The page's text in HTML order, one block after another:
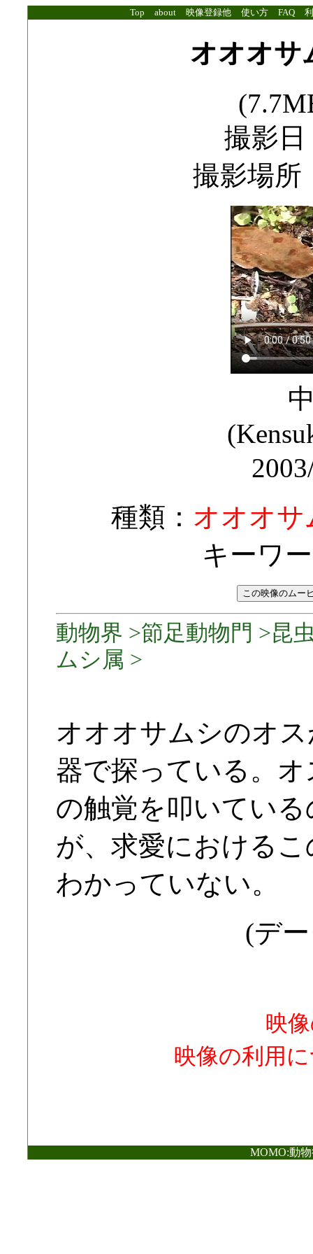
Top about 映像登録他 使い方 FAQ
オオオサ
撮影日
撮影場所
種類： オオオサ
キーワ
動物界 >節足動物門 >昆
ムシ属 >
オオオサムシのオ
器で探っている。
の触覚を叩いてい
が、求愛における
わかっていない。
(デ
映
映像の利用
MOMO:動